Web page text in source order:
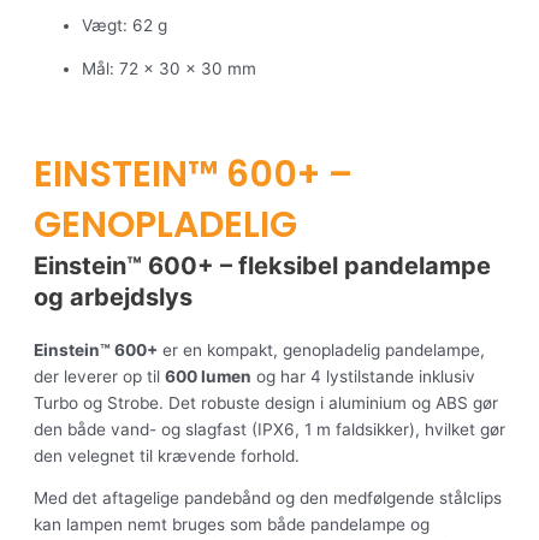
Vægt: 62 g
Mål: 72 × 30 × 30 mm
EINSTEIN™ 600+ –
GENOPLADELIG
Einstein™ 600+ – fleksibel pandelampe
og arbejdslys
Einstein™ 600+ er en kompakt, genopladelig pandelampe,
der leverer op til 600 lumen og har 4 lystilstande inklusiv
Turbo og Strobe. Det robuste design i aluminium og ABS gør
den både vand- og slagfast (IPX6, 1 m faldsikker), hvilket gør
den velegnet til krævende forhold.
Med det aftagelige pandebånd og den medfølgende stålclips
kan lampen nemt bruges som både pandelampe og